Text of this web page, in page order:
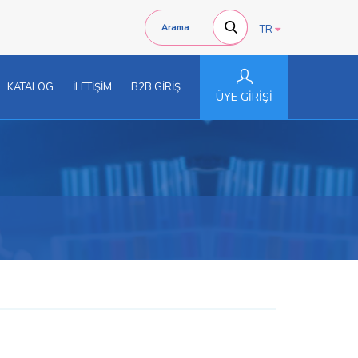
TR
KATALOG İLETİŞİM B2B GİRİŞ
ÜYE GİRİŞİ